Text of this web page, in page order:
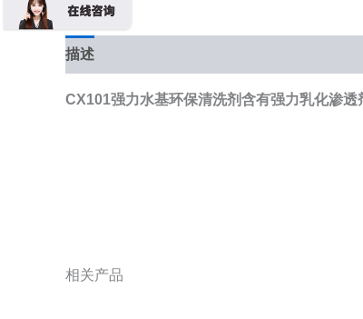
描述
CX101强力水基环保清洗剂含有强力乳化渗
相关产品